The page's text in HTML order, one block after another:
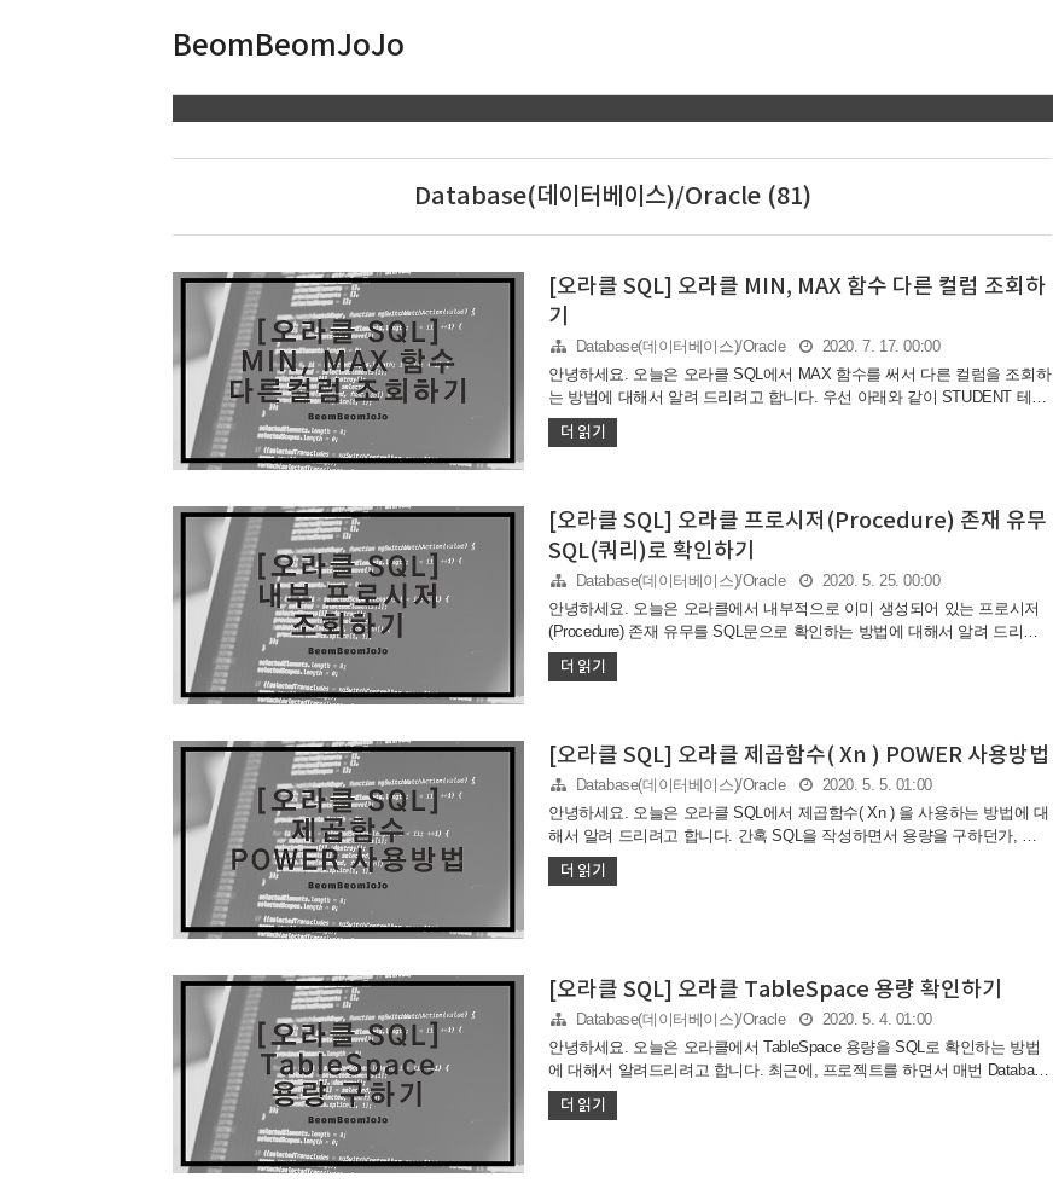
BeomBeomJoJo
Database(데이터베이스)/Oracle (81)
[오라클 SQL] 오라클 MIN, MAX 함수 다른 컬럼 조회하
기
Database(데이터베이스)/Oracle
2020. 7. 17. 00:00
안녕하세요. 오늘은 오라클 SQL에서 MAX 함수를 써서 다른 컬럼을 조회하
는 방법에 대해서 알려 드리려고 합니다. 우선 아래와 같이 STUDENT 테이
블이 있습니다. STUDENT 테이블의 데이터 정보는 아래와 같습니다.
STUDENT 테이블 위와 같이 현재 STUDENT 테이블이 있는데요. SCORE
여 조회 되도록 한번 쿼리를 작성해 보도록 하겠습니다. SQL 예제 코드
더 읽기
[오라클 SQL] 오라클 프로시저(Procedure) 존재 유무
SQL(쿼리)로 확인하기
Database(데이터베이스)/Oracle
2020. 5. 25. 00:00
안녕하세요. 오늘은 오라클에서 내부적으로 이미 생성되어 있는 프로시저
(Procedure) 존재 유무를 SQL문으로 확인하는 방법에 대해서 알려 드리려
고 합니다. 저 같은 경우는, C# 으로 된 프로젝트를 오라클과 같이 연동 하
면서 프로시저를 호출할 일이 있었는데, 프로시저를 호출하기 전에 조건으
서 어떻게 내부 프로시저가 있는지 확인하는 SQL문을 알아 보도록 하겠습
니다. 먼저 저는 이미 아래와 같이 4개의 프로시저를 테스트 하기 위해서 만
들어 놓았습니다. 그럼 이제 위의 프로시저를 SQL로 어떻게 확인하는지 보
여 드리겠습니다. 예제 코드
더 읽기
[오라클 SQL] 오라클 제곱함수( Xn ) POWER 사용방법
Database(데이터베이스)/Oracle
2020. 5. 5. 01:00
안녕하세요. 오늘은 오라클 SQL에서 제곱함수( Xn ) 을 사용하는 방법에 대
해서 알려 드리려고 합니다. 간혹 SQL을 작성하면서 용량을 구하던가, 숫
자를 다룰 때, 제곱함수를 이용하면 SQL문을 좀 더 효율적으로 작성할 수
있습니다. 오라클에서는 POWER 함수가 바로 제곱함수를 나타내는 함수인
더 읽기
[오라클 SQL] 오라클 TableSpace 용량 확인하기
Database(데이터베이스)/Oracle
2020. 5. 4. 01:00
안녕하세요. 오늘은 오라클에서 TableSpace 용량을 SQL로 확인하는 방법
에 대해서 알려드리려고 합니다. 최근에, 프로젝트를 하면서 매번 Database
용량 확인하기 귀찮아서..이참에 각 서버들의 용량을 확인하는 모니터링 프
로그램을 만들면서 작성한 SQL문으로 저도 구글링을 하면서 구현한 것이
더 읽기